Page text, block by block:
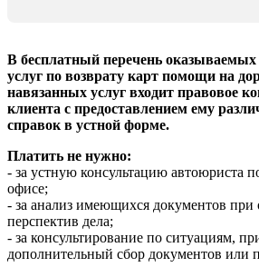
В бесплатный перечень
услуг по возврату карт помощи на
навязанных услуг входит правовое
клиента с предоставлением ему
справок в устной форме.
Платить не нужно:
- за устную консультацию автоюриста
офисе;
- за анализ имеющихся документов при
перспектив дела;
- за консультирование по ситуациям,
дополнительный сбор документов или